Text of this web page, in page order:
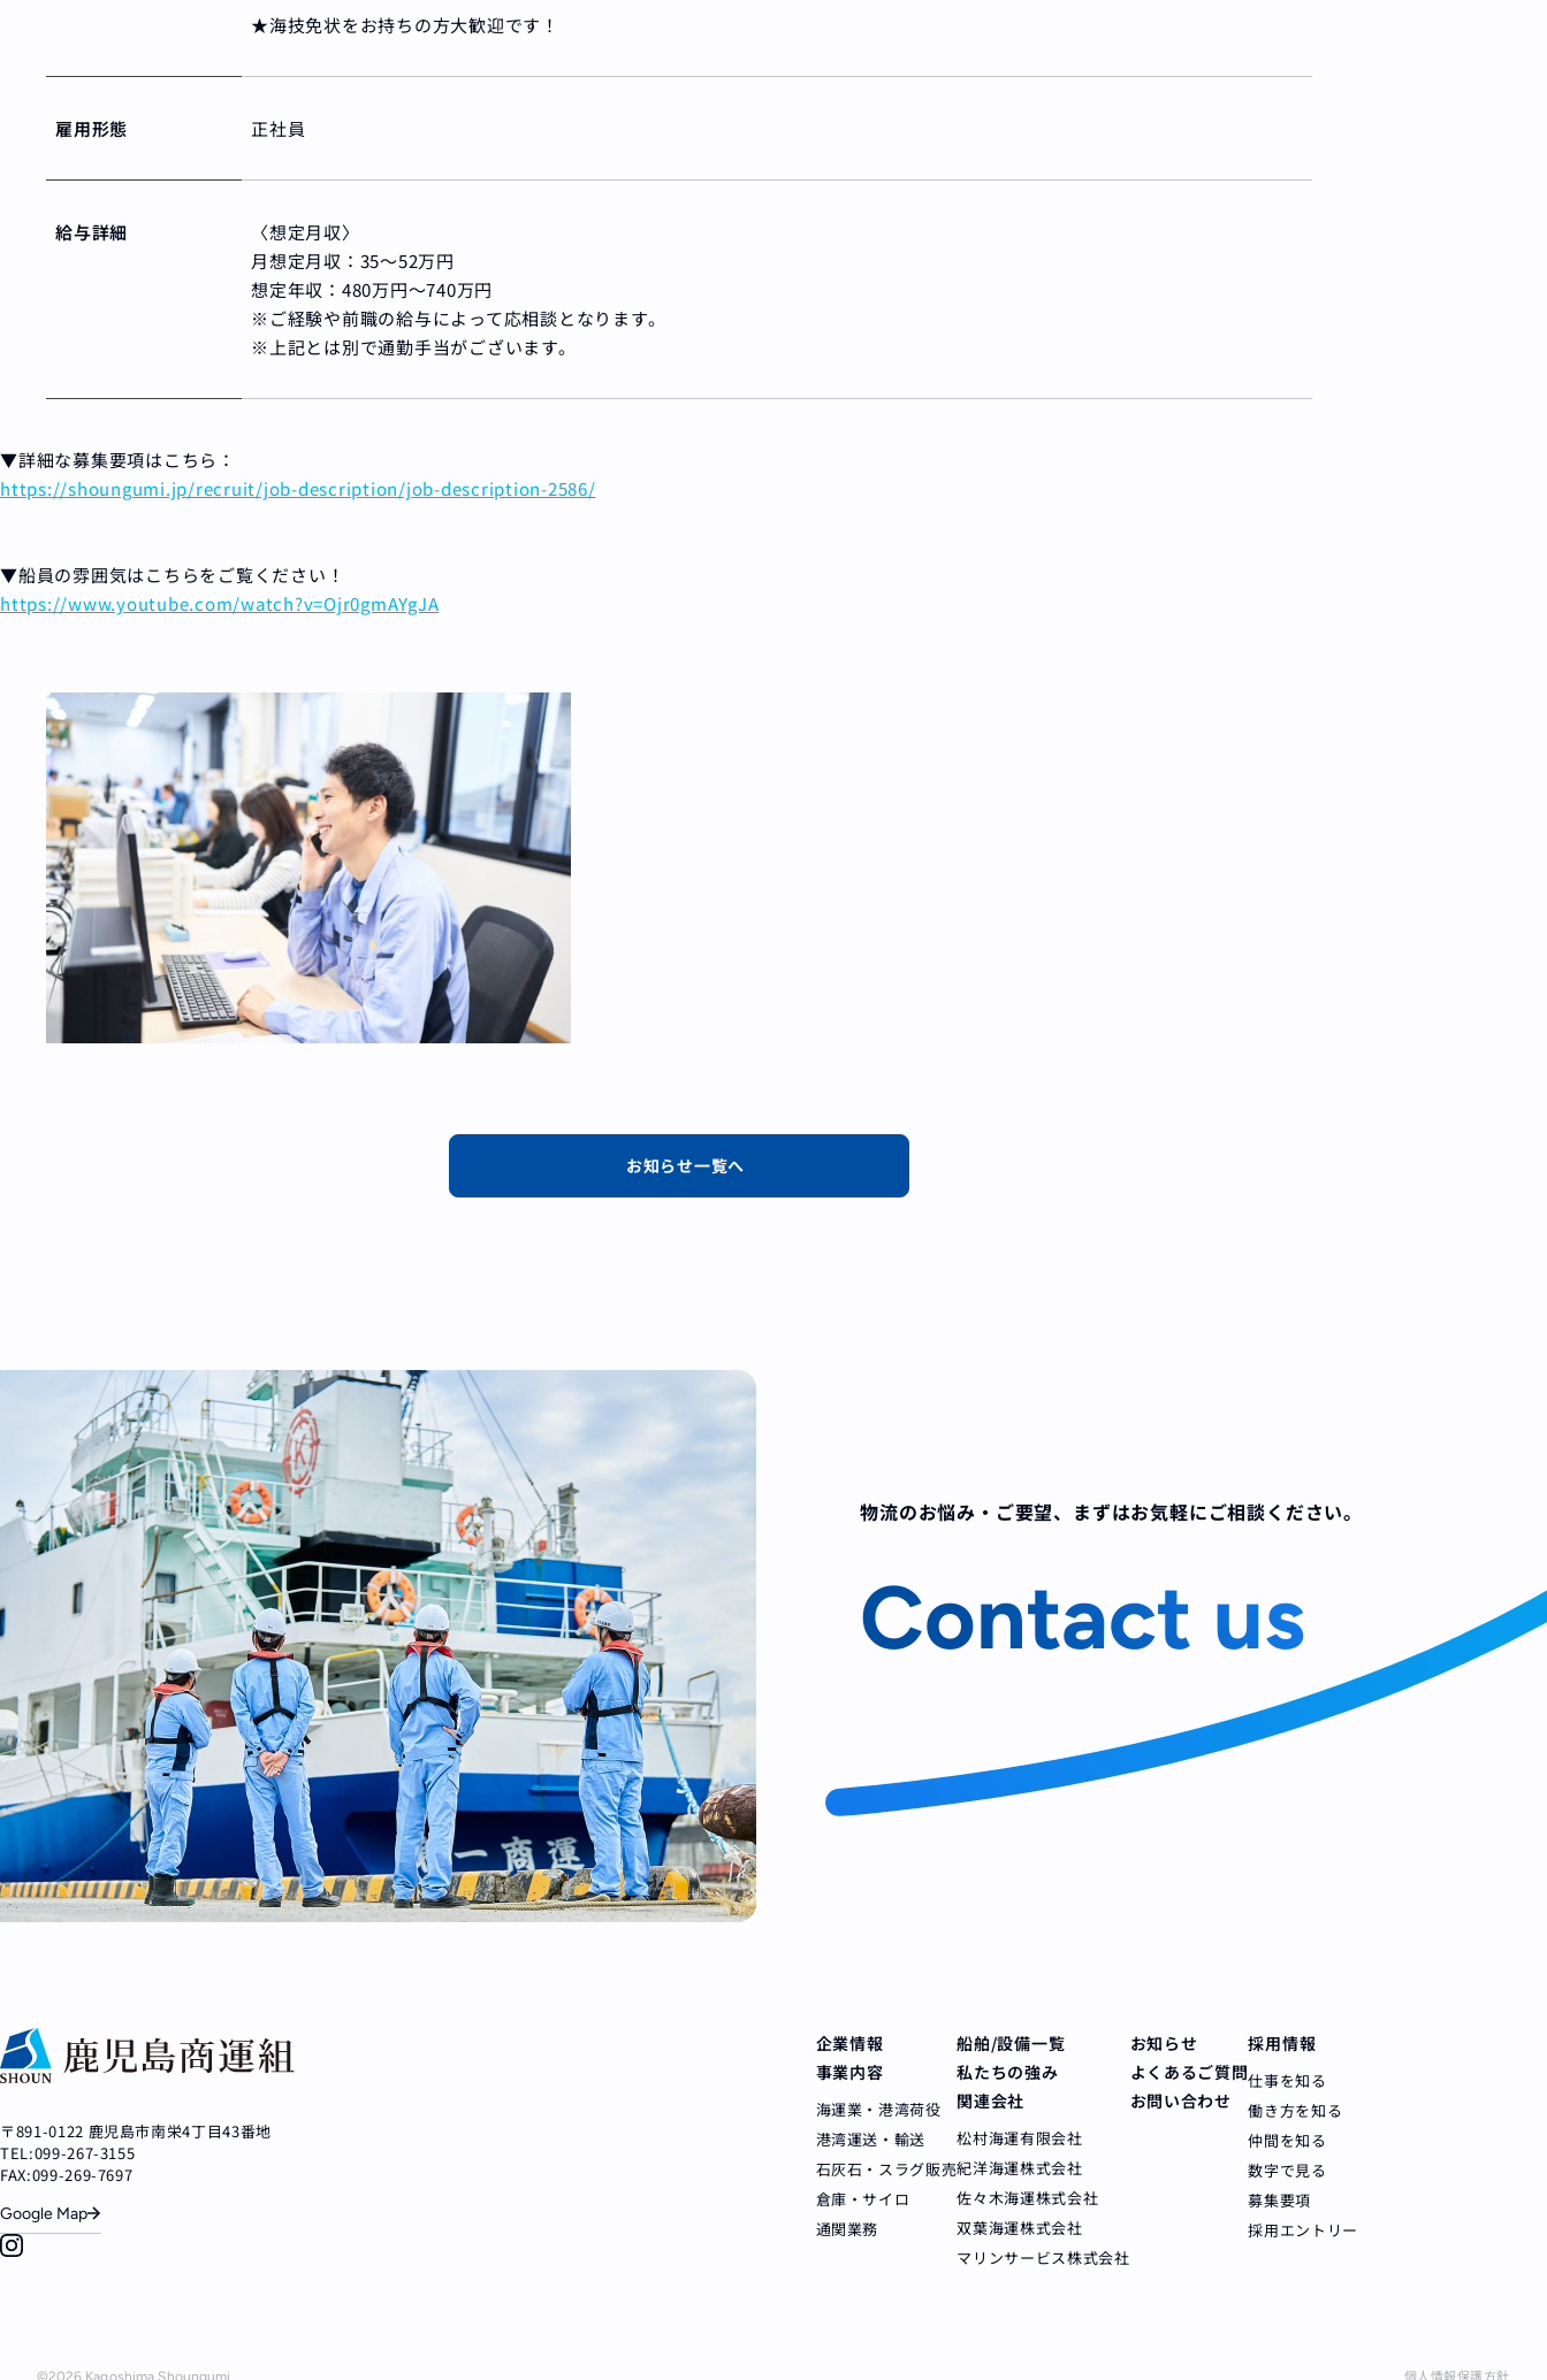
★海技免状をお持ちの方大歓迎です！
雇用形態 正社員
給与詳細
〈想定月収〉
月想定月収：35〜52万円
想定年収：480万円〜740万円
※ご経験や前職の給与によって応相談となります。
※上記とは別で通勤手当がございます。
▼詳細な募集要項はこちら：
https://shoungumi.jp/recruit/job-description/job-description-2586/
▼船員の雰囲気はこちらをご覧ください！
https://www.youtube.com/watch?v=Ojr0gmAYgJA
お知らせ一覧へ
物流のお悩み・ご要望、 まずはお気軽にご相談ください。
Contact us
企業情報
事業内容
海運業・港湾荷役
港湾運送・輸送
石灰石・スラグ販売
倉庫・サイロ
通関業務
船舶/設備一覧
私たちの強み
関連会社
松村海運有限会社
紀洋海運株式会社
佐々木海運株式会社
双葉海運株式会社
マリンサービス株式会社
お知らせ
よくあるご質問
お問い合わせ
採用情報
仕事を知る
働き方を知る
仲間を知る
数字で見る
募集要項
採用エントリー
〒891-0122 鹿児島市南栄4丁目43番地
TEL:099-267-3155
FAX:099-269-7697
Google Map
©2026 Kagoshima Shoungumi 個人情報保護方針